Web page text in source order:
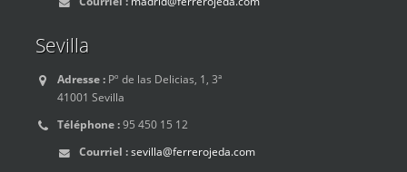
Sevilla
Adresse : Pº de las Delicias, 1, 3ª
41001 Sevilla
Téléphone :95 450 15 12
Courriel :sevilla@ferrerojeda.com